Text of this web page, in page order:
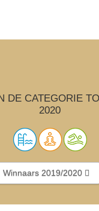
DE CATEGORIE
2020
Winnaars 2019/2020